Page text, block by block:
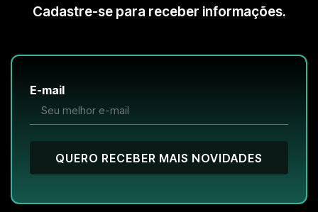
Cadastre-se para receber informações.
E-mail
QUERO RECEBER MAIS NOVIDADES